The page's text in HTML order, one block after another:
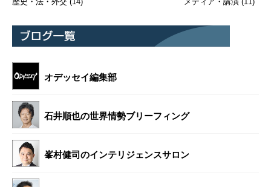
オデッセイ編集部
石井順也の世界情勢ブリーフィング
峯村健司のインテリジェンスサロン